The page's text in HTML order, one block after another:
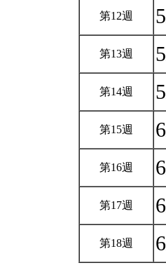
第12週
第13週
第14週
第15週
第16週
第17週
第18週